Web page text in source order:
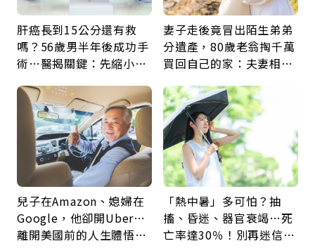
肝癌長到15公分還有救
嗎？56歲男半年後成功手
術…醫揭關鍵：先縮小腫
妻子走後竟冒出陌生弟弟
分遺產，80歲老翁掏千萬
買回自己的家：夫妻相守
兒子在Amazon、媳婦在
Google，他卻開Uber…
離開美國前的人生體悟：
「熱中暑」多可怕？抽
搐、昏迷、器官衰竭…死
亡率達30％！別再迷信